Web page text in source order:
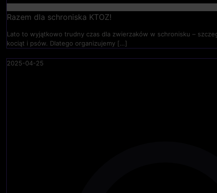
Razem dla schroniska KTOZ!
Lato to wyjątkowo trudny czas dla zwierzaków w schronisku –
kociąt i psów. Dlatego organizujemy […]
2025-04-25